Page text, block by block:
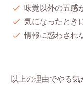
味覚以外の五感
気になったとき
情報に惑わされ
以上の理由でやる気